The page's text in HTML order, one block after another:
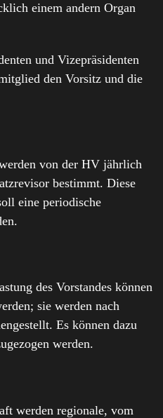
einem andern Organ
und Vizepräsidenten
den Vorsitz und die
von der HV jährlich
bestimmt. Diese
eine periodische
des Vorstandes können
sie werden nach
Es können dazu
werden.
werden regionale, vom